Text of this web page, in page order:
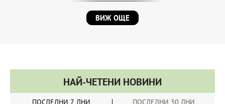
ВИЖ ОЩЕ
НАЙ-ЧЕТЕНИ НОВИНИ
ПОСЛЕДНИ 7 ДНИ ПОСЛЕДНИ 30 ДНИ